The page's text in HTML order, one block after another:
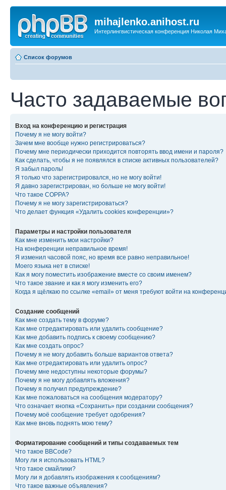
mihajlenko.anihost.ru
Интерлингвистическая конференция Николая
Список форумов
Часто задаваемые
Вход на конференцию и регистрация
Почему я не могу войти?
Зачем мне вообще нужно регистрироваться?
Почему мне периодически приходится повторять ввод имени и пароля?
Как сделать, чтобы я не появлялся в списке активных пользователей?
Я забыл пароль!
Я только что зарегистрировался, но не могу войти!
Я давно зарегистрирован, но больше не могу войти!
Что такое COPPA?
Почему я не могу зарегистрироваться?
Что делает функция «Удалить cookies конференции»?
Параметры и настройки пользователя
Как мне изменить мои настройки?
На конференции неправильное время!
Я изменил часовой пояс, но время все равно неправильное!
Моего языка нет в списке!
Как я могу поместить изображение вместе со своим именем?
Что такое звание и как я могу изменить его?
Когда я щёлкаю по ссылке «email» от меня требуют войти на
Создание сообщений
Как мне создать тему в форуме?
Как мне отредактировать или удалить сообщение?
Как мне добавить подпись к своему сообщению?
Как мне создать опрос?
Почему я не могу добавить больше вариантов ответа?
Как мне отредактировать или удалить опрос?
Почему мне недоступны некоторые форумы?
Почему я не могу добавлять вложения?
Почему я получил предупреждение?
Как мне пожаловаться на сообщения модератору?
Что означает кнопка «Сохранить» при создании сообщения?
Почему моё сообщение требует одобрения?
Как мне вновь поднять мою тему?
Форматирование сообщений и типы создаваемых тем
Что такое BBCode?
Могу ли я использовать HTML?
Что такое смайлики?
Могу ли я добавлять изображения к сообщениям?
Что такое важные объявления?